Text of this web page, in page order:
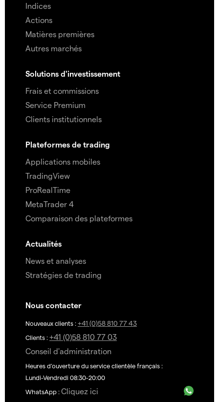
Indices
Actions
Matières premières
Autres marchés
Solutions d'investissement
Frais et commissions
Service Premium
Clients institutionnels
Plateformes de trading
Applications mobiles
TradingView
ProRealTime
MetaTrader 4
Comparaison des plateformes
Actualités
News et analyses
Stratégies de trading
Nous contacter
Nouveaux clients : +41 (0)58 810 77 43
Clients : +41 (0)58 810 77 03
Conseil d'administration
Heures d’ouverture du service clientèle français :
Lundi-Vendredi 08:30-20:00
WhatsApp : Cliquez ici